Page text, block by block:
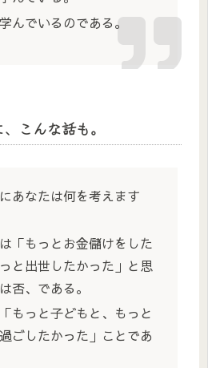
んでいるのである。
こんな話も。
あなたは何を考えます
「もっとお金儲けをした
と出世したかった」と思
否、である。
もっと子どもと、もっと
ごしたかった」ことであ